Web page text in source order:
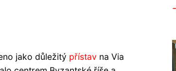
jako důležitý přístav na Via